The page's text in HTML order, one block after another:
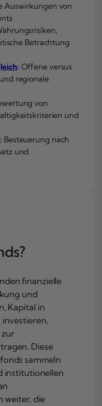
Auswirkungen von
Betrachtung
: Offene versus
regionale
von
und
: Besteuerung nach
und
finanzielle
und
Kapital in
zur
Diese
sammeln
institutionellen
weiter, die